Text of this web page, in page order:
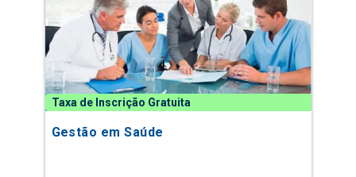
Taxa de Inscrição Gratuita
Gestão em Saúde